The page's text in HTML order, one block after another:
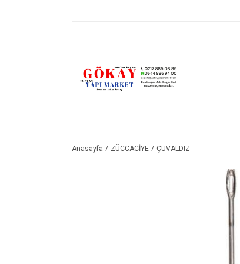
Anasayfa ZÜCCACİYE ÇUVALDIZ